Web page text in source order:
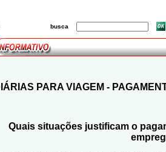
busca
PARA VIAGEM -
Quais situações justificam o